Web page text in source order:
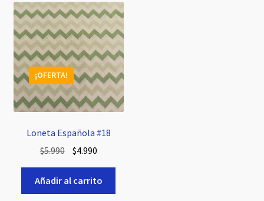
Loneta Española #18
¡OFERTA!
$5.990 El
precio
original
era:
$4.990El
precio
actual
es:
Añadir al carrito